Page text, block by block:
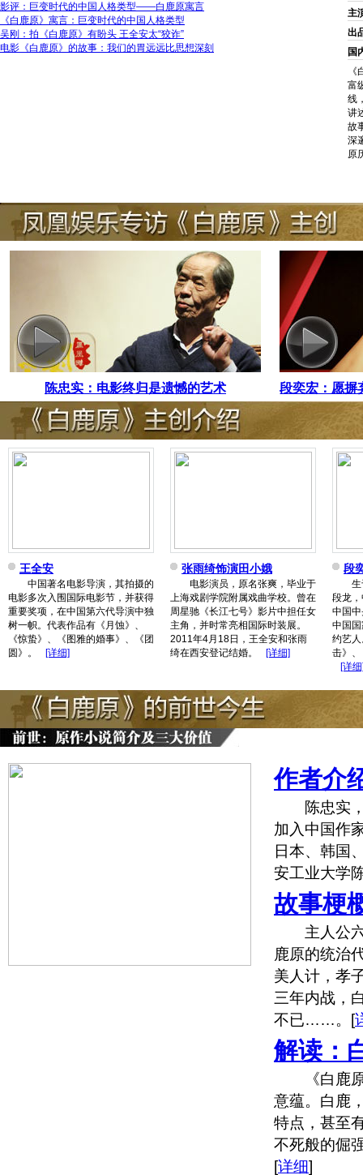
影评：巨变时代的中国人格类型——白鹿原寓言
《白鹿原》寓言：巨变时代的中国人格类型
吴刚：拍《白鹿原》有盼头 王全安太“狡诈”
电影《白鹿原》的故事：我们的胃远远比思想深刻
主
出
国
富
线
讲
故
深
原
陈忠实：电影终归是遗憾的艺术 段奕宏：愿摒
王全安
中国著名电影导演，其拍摄的
电影多次入围国际电影节，并获得
重要奖项，在中国第六代导演中独
树一帜。代表作品有《月蚀》、
《惊蛰》、《图雅的婚事》、《团
圆》。
[详细]
张雨绮饰演田小娥
电影演员，原名张爽，毕业于
上海戏剧学院附属戏曲学校。曾在
周星驰《长江七号》影片中担任女
主角，并时常亮相国际时装展。
2011年4月18日，王全安和张雨
绮在西安登记结婚。
[详细]
段
生于
段龙
中国
中国
约艺
击》
[详
作者介
陈忠实，
加入中国作
日本、韩国
安工业大学
故事梗
主人公六
鹿原的统治
美人计，孝
三年内战，
不已……。 [
解读：
《白鹿原
意蕴。白鹿
特点，甚至
不死般的倔
[详细]